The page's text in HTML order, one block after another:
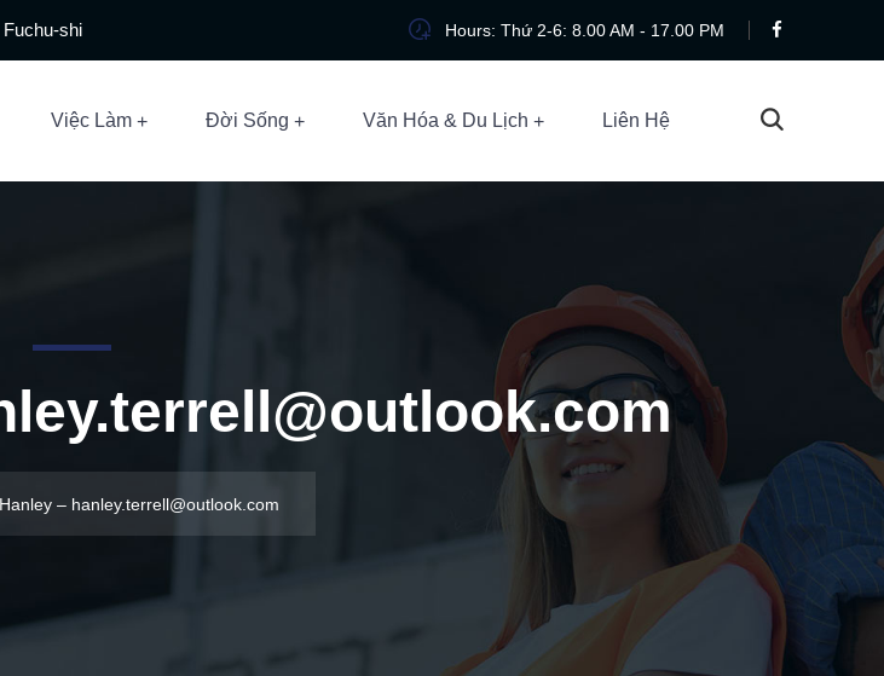
shi Hours: Thứ 2-6: 8.00 AM - 17.00 PM
Việc Làm Đời Sống Văn Hóa & Du Lịch Liên Hệ
– hanley.terrell@outlook.com